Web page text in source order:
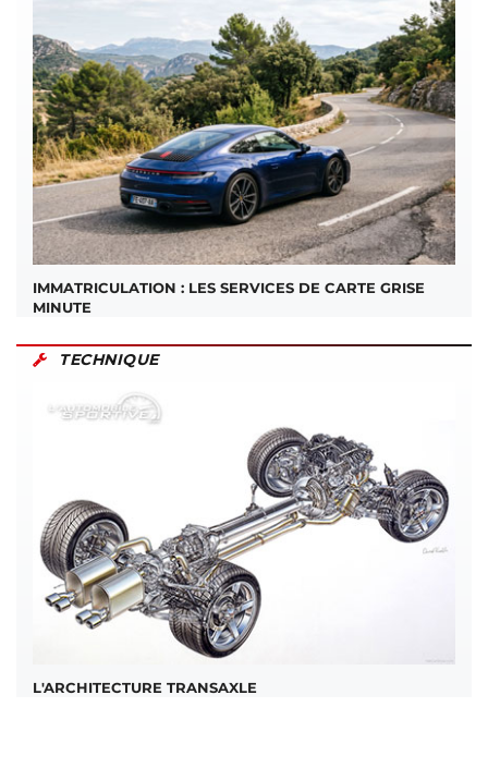
IMMATRICULATION : LES SERVICES DE CARTE GRISE
MINUTE
TECHNIQUE
L'ARCHITECTURE TRANSAXLE